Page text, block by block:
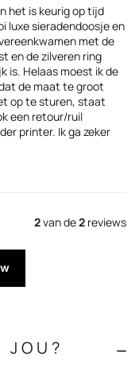
het is keurig op tijd
luxe sieradendoosje en
met de
en de zilveren ring
is. Helaas moest ik de
de maat te groot
op te sturen, staat
een retour/ruil
printer. Ik ga zeker
2van de2 reviews
JOU?